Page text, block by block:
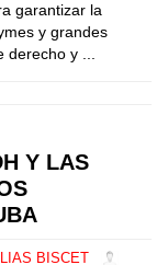
garantizar la
y grandes
y ...
Y LAS
BISCET